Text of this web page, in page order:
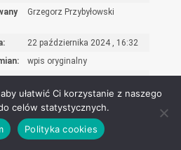
Grzegorz Przybyłowski
22 października 2024 , 16:32
wpis oryginalny
- Biuletyn Informacji Publicznej 2026
ułatwić Ci korzystanie z naszego
celów statystycznych.
Polityka cookies